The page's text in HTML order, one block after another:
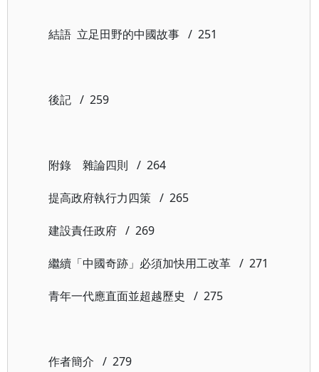
結語 立足田野的中國故事 / 251
後記 / 259
附錄 雜論四則 / 264
提高政府執行力四策 / 265
建設責任政府 / 269
繼續「中國奇跡」必須加快用工改革 / 271
青年一代應直面並超越歷史 / 275
作者簡介 / 279